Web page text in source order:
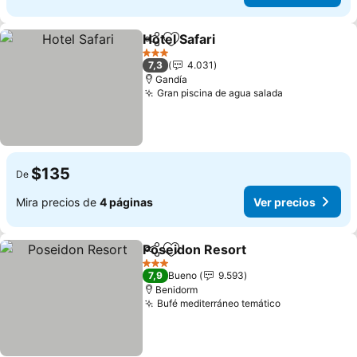
CompartirAgregar a favoritos
Hotel Safari
3 Estrellas
7,3
4.031
Gandía
Gran piscina de agua salada
De $135
Mira precios de 4 páginas Ver precios
CompartirAgregar a favoritos
Poseidon Resort
3 Estrellas
7,9 Bueno
9.593
Benidorm
Bufé mediterráneo temáticoVer precios